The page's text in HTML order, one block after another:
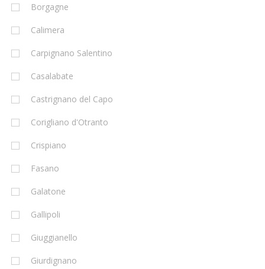
Borgagne
Calimera
Carpignano Salentino
Casalabate
Castrignano del Capo
Corigliano d'Otranto
Crispiano
Fasano
Galatone
Gallipoli
Giuggianello
Giurdignano